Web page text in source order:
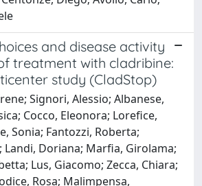
and disease activity
treatment with cladribine:
study (CladStop)
Signori, Alessio; Albanese,
Cocco, Eleonora; Lorefice,
Sonia; Fantozzi, Roberta;
Landi, Doriana; Marfia, Girolama;
Lus, Giacomo; Zecca, Chiara;
Rosa; Malimpensa,